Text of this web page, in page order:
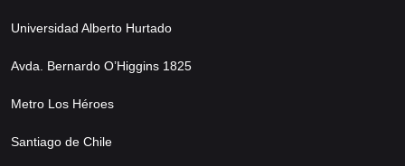
Universidad Alberto Hurtado
Avda. Bernardo O’Higgins 1825
Metro Los Héroes
Santiago de Chile